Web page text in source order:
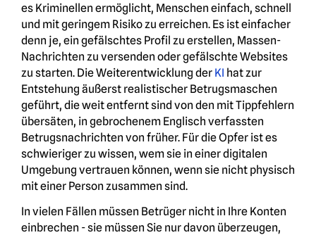
es Kriminellen ermöglicht, Menschen einfach, schnell
und mit geringem Risiko zu erreichen. Es ist einfacher
denn je, ein gefälschtes Profil zu erstellen, Massen-
Nachrichten zu versenden oder gefälschte Websites
zu starten. Die Weiterentwicklung der KI hat zur
Entstehung äußerst realistischer Betrugsmaschen
geführt, die weit entfernt sind von den mit Tippfehlern
übersäten, in gebrochenem Englisch verfassten
Betrugsnachrichten von früher. Für die Opfer ist es
schwieriger zu wissen, wem sie in einer digitalen
Umgebung vertrauen können, wenn sie nicht physisch
mit einer Person zusammen sind.
In vielen Fällen müssen Betrüger nicht in Ihre Konten
einbrechen - sie müssen Sie nur davon überzeugen,